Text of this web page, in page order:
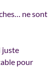
ne sont
juste
pour